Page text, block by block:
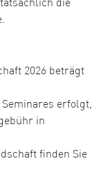
2026 beträgt
erfolgt,
in
finden Sie